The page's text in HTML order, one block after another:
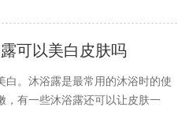
可以美白皮肤吗
白。沐浴露是最常用的沐浴时的使
，有一些沐浴露还可以让皮肤一